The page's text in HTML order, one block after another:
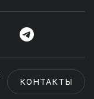
КОНТАКТЫ